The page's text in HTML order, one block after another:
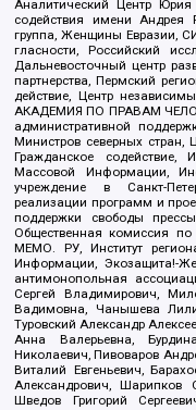
Аналитический Центр
содействия имени Андрея
группа, Женщины Евразии,
гласности, Российский
Дальневосточный центр
партнерства, Пермский
действие, Центр
АКАДЕМИЯ ПО ПРАВАМ
административной
Министров северных стран,
Гражданское содействие,
Массовой Информации,
учреждение в Санкт-
реализации программ и
поддержки свободы
Общественная комиссия
МЕМО. РУ, Институт
Информации, Экозащита!-
антимонопольная
Сергей Владимирович,
Вадимовна, Чанышева
Туровский Александр
Анна Валерьевна,
Николаевич, Пивоваров
Виталий Евгеньевич,
Александрович, Шарипков
Шведов Григорий